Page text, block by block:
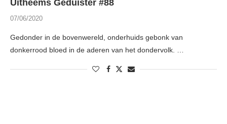
Uitheems Geduister #88
07/06/2020
Gedonder in de bovenwereld, onderhuids gebonk van
donkerrood bloed in de aderen van het dondervolk. …